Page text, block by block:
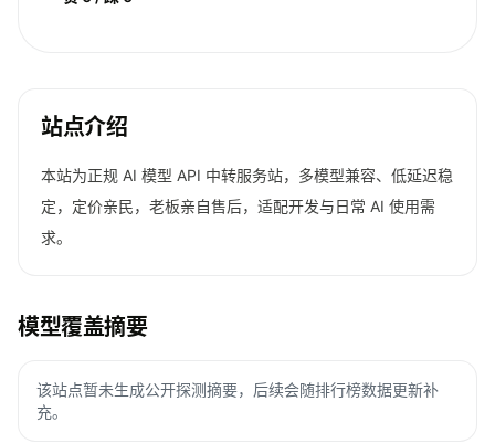
站点介绍
本站为正规 AI 模型 API 中转服务站，多模型兼容、低延迟稳
定，定价亲民，老板亲自售后，适配开发与日常 AI 使用需
求。
模型覆盖摘要
该站点暂未生成公开探测摘要，后续会随排行榜数据更新补
充。